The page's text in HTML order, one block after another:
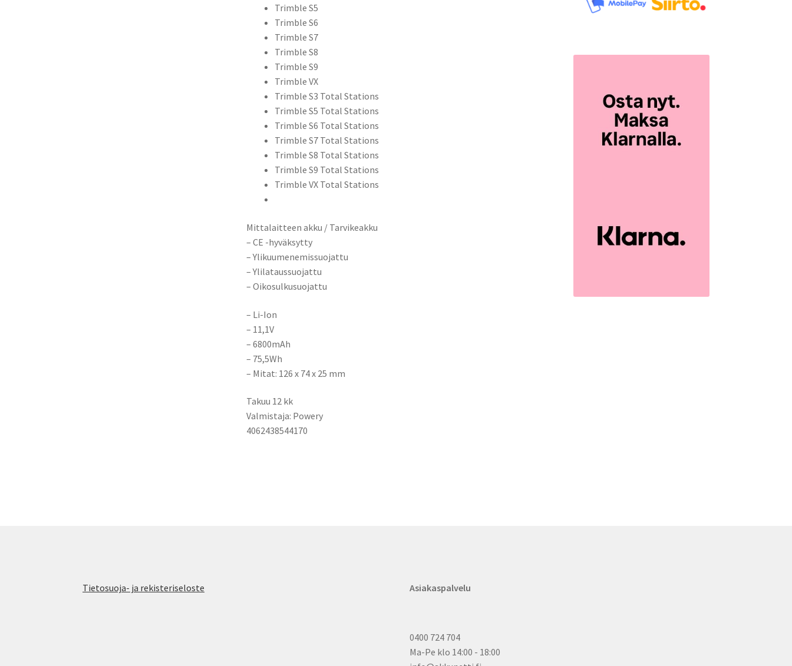
Trimble S5
Trimble S6
Trimble S7
Trimble S8
Trimble S9
Trimble VX
Trimble S3 Total Stations
Trimble S5 Total Stations
Trimble S6 Total Stations
Trimble S7 Total Stations
Trimble S8 Total Stations
Trimble S9 Total Stations
Trimble VX Total Stations
Mittalaitteen akku / Tarvikeakku
– CE -hyväksytty
– Ylikuumenemissuojattu
– Ylilataussuojattu
– Oikosulkusuojattu
– Li-Ion
– 11,1V
– 6800mAh
– 75,5Wh
– Mitat: 126 x 74 x 25 mm
Takuu 12 kk
Valmistaja: Powery
4062438544170
Tietosuoja- ja rekisteriseloste Asiakaspalvelu
0400 724 704
Ma-Pe klo 14:00 - 18:00